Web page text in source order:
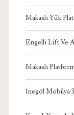
Makaslı Yük
Engelli Lift Ve
Makaslı
İnegöl Mobilya